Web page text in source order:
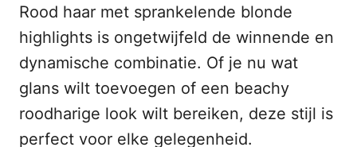
Rood haar met sprankelende blonde
highlights is ongetwijfeld de winnende en
dynamische combinatie. Of je nu wat
glans wilt toevoegen of een beachy
roodharige look wilt bereiken, deze stijl is
perfect voor elke gelegenheid.